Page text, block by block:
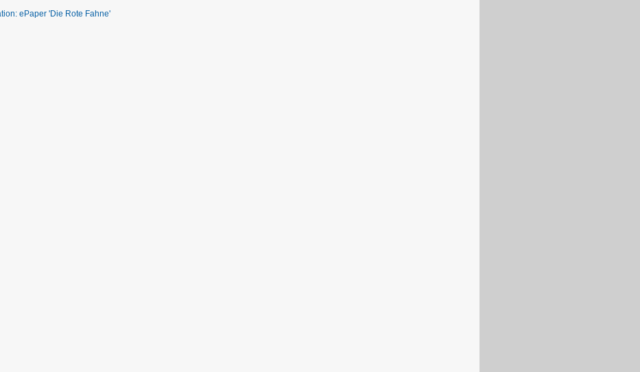
ePaper 'Die Rote Fahne'